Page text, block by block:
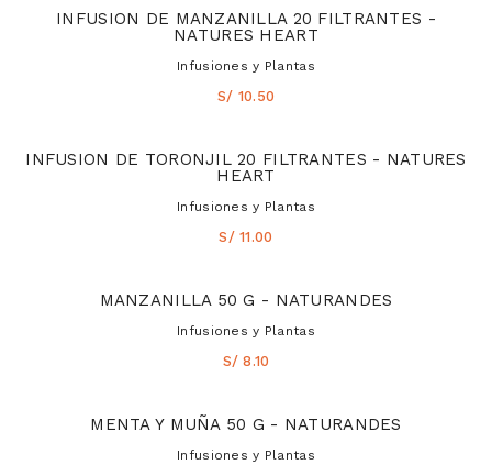
INFUSION DE MANZANILLA 20 FILTRANTES -
NATURES HEART
Infusiones y Plantas
S/ 10.50
INFUSION DE TORONJIL 20 FILTRANTES - NATURES
HEART
Infusiones y Plantas
S/ 11.00
MANZANILLA 50 G - NATURANDES
Infusiones y Plantas
S/ 8.10
MENTA Y MUÑA 50 G - NATURANDES
Infusiones y Plantas